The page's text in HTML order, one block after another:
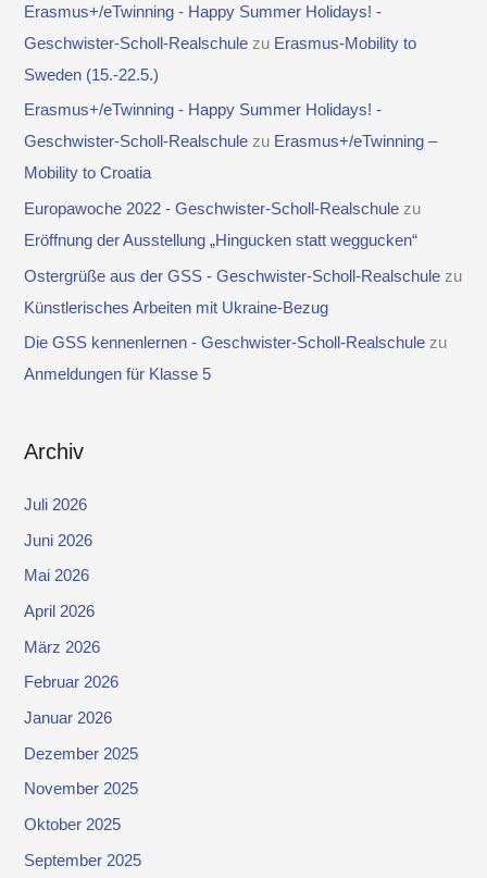
Erasmus+/eTwinning - Happy Summer Holidays! -
Geschwister-Scholl-Realschule zu Erasmus-Mobility to
Sweden (15.-22.5.)
Erasmus+/eTwinning - Happy Summer Holidays! -
Geschwister-Scholl-Realschule zu Erasmus+/eTwinning –
Mobility to Croatia
Europawoche 2022 - Geschwister-Scholl-Realschule zu
Eröffnung der Ausstellung „Hingucken statt weggucken“
Ostergrüße aus der GSS - Geschwister-Scholl-Realschule zu
Künstlerisches Arbeiten mit Ukraine-Bezug
Die GSS kennenlernen - Geschwister-Scholl-Realschule zu
Anmeldungen für Klasse 5
Archiv
Juli 2026
Juni 2026
Mai 2026
April 2026
März 2026
Februar 2026
Januar 2026
Dezember 2025
November 2025
Oktober 2025
September 2025